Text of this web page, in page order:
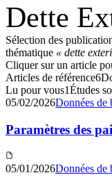
Dette
Sélection des
thématique « dette
Cliquer sur un article
Articles de référence6
Lu pour vous1Études
05/02/2026Données de
Paramètres des
05/01/2026Données de